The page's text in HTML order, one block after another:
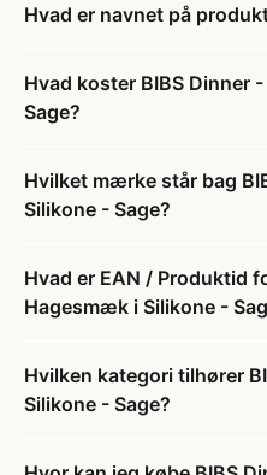
Hvad er navnet på
Hvad koster BIBS Dinner
Sage?
Hvilket mærke står bag
Silikone - Sage?
Hvad er EAN / Produktid
Hagesmæk i Silikone -
Hvilken kategori tilhører
Silikone - Sage?